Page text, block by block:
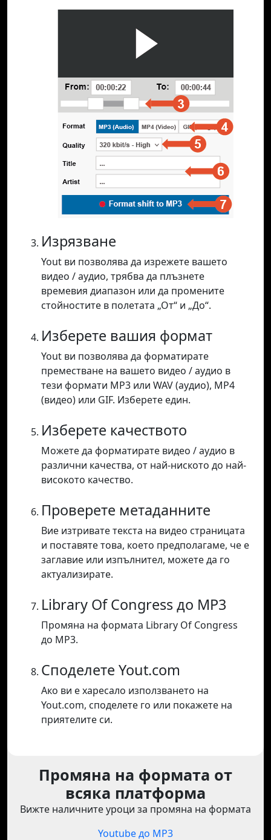
Изрязване
Yout ви позволява да изрежете вашето
видео / аудио, трябва да плъзнете
времевия диапазон или да промените
стойностите в полетата „От“ и „До“.
Изберете вашия формат
Yout ви позволява да форматирате
преместване на вашето видео / аудио в
тези формати MP3 или WAV (аудио), MP4
(видео) или GIF. Изберете един.
Изберете качеството
Можете да форматирате видео / аудио в
различни качества, от най-ниското до най-
високото качество.
Проверете метаданните
Вие изтривате текста на видео страницата
и поставяте това, което предполагаме, че е
заглавие или изпълнител, можете да го
актуализирате.
Library Of Congress до MP3
Промяна на формата Library Of Congress
до MP3.
Споделете Yout.com
Ако ви е харесало използването на
Yout.com, споделете го или покажете на
приятелите си.
Промяна на формата от
всяка платформа
Вижте наличните уроци за промяна на формата
Youtube до MP3